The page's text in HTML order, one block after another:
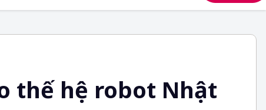
thế hệ robot Nhật